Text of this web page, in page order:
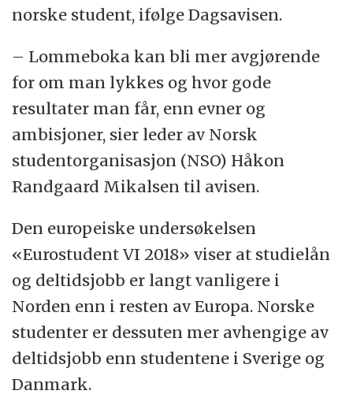
norske student, ifølge Dagsavisen.
– Lommeboka kan bli mer avgjørende
for om man lykkes og hvor gode
resultater man får, enn evner og
ambisjoner, sier leder av Norsk
studentorganisasjon (NSO) Håkon
Randgaard Mikalsen til avisen.
Den europeiske undersøkelsen
«Eurostudent VI 2018» viser at studielån
og deltidsjobb er langt vanligere i
Norden enn i resten av Europa. Norske
studenter er dessuten mer avhengige av
deltidsjobb enn studentene i Sverige og
Danmark.